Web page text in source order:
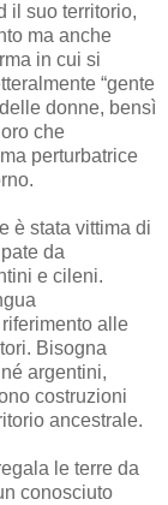
il suo territorio,
ma anche
in cui si
“gente
donne, bensì
che
perturbatrice
è stata vittima di
da
e cileni.
riferimento alle
Bisogna
argentini,
costruzioni
ancestrale.
le terre da
conosciuto